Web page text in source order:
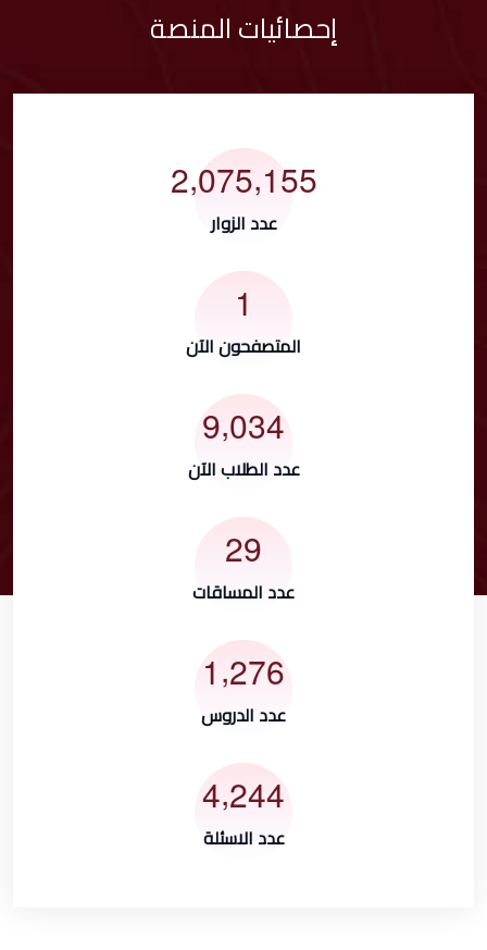
إحصائيات المنصة
2,075,155
عدد الزوار
1
المتصفحون الآن
9,034
عدد الطلاب الآن
29
عدد المساقات
1,276
عدد الدروس
4,244
عدد الاسئلة